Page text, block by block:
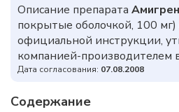
Описание препарата
покрытые оболочкой, 100 мг)
официальной инструкции,
компанией-производителем
Дата согласования: 07.08.2008
Содержание